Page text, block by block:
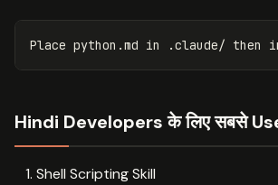
Place python.md in .claude/ then
Hindi Developers के लिए सबसे
Shell Scripting Skill